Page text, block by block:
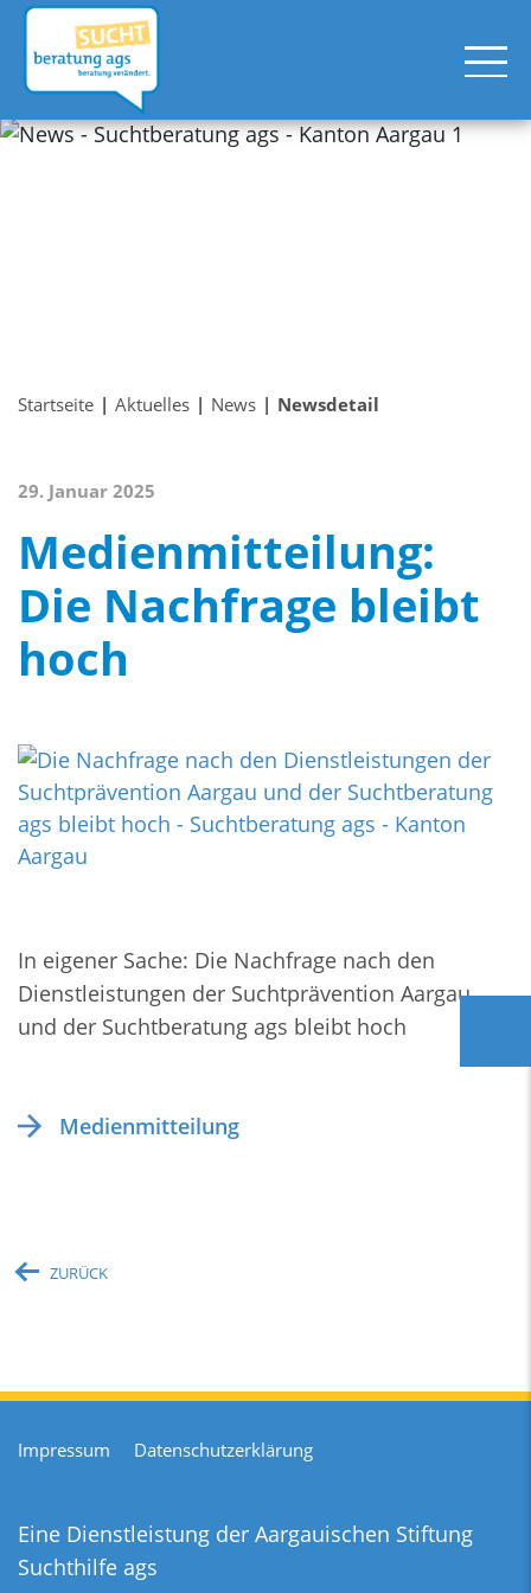
Startseite Aktuelles News Newsdetail
29. Januar 2025
Medienmitteilung:
Die Nachfrage bleibt
hoch
In eigener Sache: Die Nachfrage nach den
Dienstleistungen der Suchtprävention Aargau
und der Suchtberatung ags bleibt hoch
Medienmitteilung
ZURÜCK
Impressum Datenschutzerklärung
Eine Dienstleistung der Aargauischen Stiftung
Suchthilfe ags